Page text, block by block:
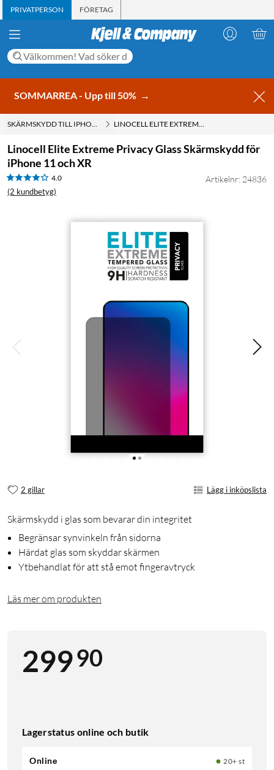
PRIVATPERSON FÖRETAG
SOMMARREA - Upp till 50% →
SKÄRMSKYDD TILL IPHONE XR LINOCELL ELITE EXTREME PRIVACY GLASS SKÄRMSKYDD FÖR IPHONE 11 OCH XR
Linocell Elite Extreme Privacy Glass Skärmskydd för
iPhone 11 och XR
4.0
(2 kundbetyg)
Artikelnr: 24836
2 gillar Lägg i inköpslista
Skärmskydd i glas som bevarar din integritet
Begränsar synvinkeln från sidorna
Härdat glas som skyddar skärmen
Ytbehandlat för att stå emot fingeravtryck
Läs mer om produkten
29990
Lagerstatus online och butik
Online
20+ st